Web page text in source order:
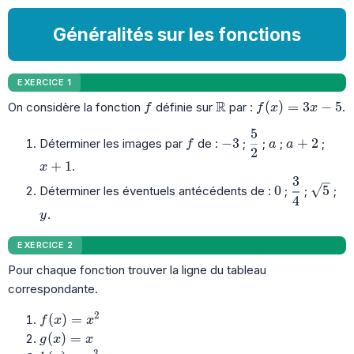
Généralités sur les fonctions
EXERCICE 1
On considère la fonction ff définie sur \mathbb{R}
Rpar : f(x)=3x-5
f(x) = 3x − 5.
Déterminer les images par f
f de : −3; \dfrac{5}{2}
2
5
;a ; a+2
a + 2 ;
x+1
x + 1.
Déterminer les éventuels antécédents de : 0
0 ;
4
3
; 5 ;
y
y.
EXERCICE 2
Pour chaque fonction trouver la ligne du tableau
correspondante.
f(x)=x^2
f(x) = x2
g(x)=x
g(x) = x